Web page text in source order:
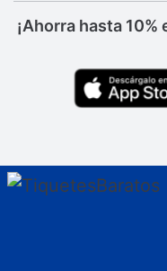
¡Ahorra hasta